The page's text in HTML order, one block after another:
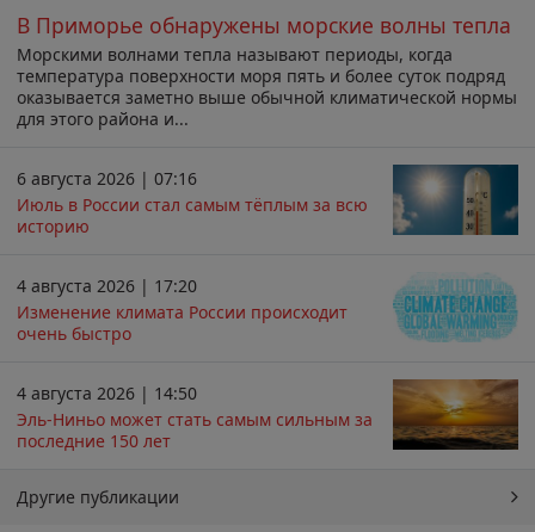
В Приморье обнаружены морские волны тепла
Морскими волнами тепла называют периоды, когда
температура поверхности моря пять и более суток подряд
оказывается заметно выше обычной климатической нормы
для этого района и...
6 августа 2026 | 07:16
Июль в России стал самым тёплым за всю
историю
4 августа 2026 | 17:20
Изменение климата России происходит
очень быстро
4 августа 2026 | 14:50
Эль-Ниньо может стать самым сильным за
последние 150 лет
Другие публикации